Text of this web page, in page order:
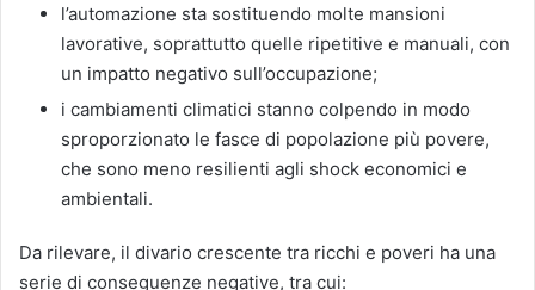
l’automazione sta sostituendo molte mansioni
lavorative, soprattutto quelle ripetitive e manuali, con
un impatto negativo sull’occupazione;
i cambiamenti climatici stanno colpendo in modo
sproporzionato le fasce di popolazione più povere,
che sono meno resilienti agli shock economici e
ambientali.
Da rilevare, il divario crescente tra ricchi e poveri ha una
serie di conseguenze negative, tra cui: